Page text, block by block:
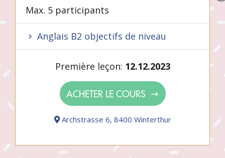
Max. 5 participants
Anglais B2 objectifs de niveau
Première leçon: 12.12.2023
ACHETER LE COURS
Archstrasse 6, 8400 Winterthur